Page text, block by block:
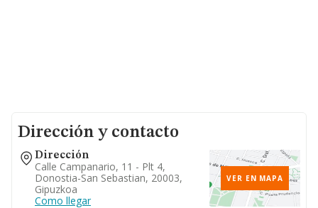
Dirección y contacto
Dirección
Calle Campanario, 11 - Plt 4,
Donostia-San Sebastian, 20003,
Gipuzkoa
Como llegar
VER EN MAPA